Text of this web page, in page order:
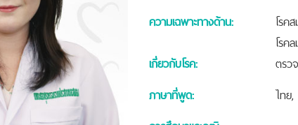
ความเฉพาะทางด้าน:
โรค
โรค
เกี่ยวกับโรค:
ตรว
ภาษาที่พูด:
ไทย